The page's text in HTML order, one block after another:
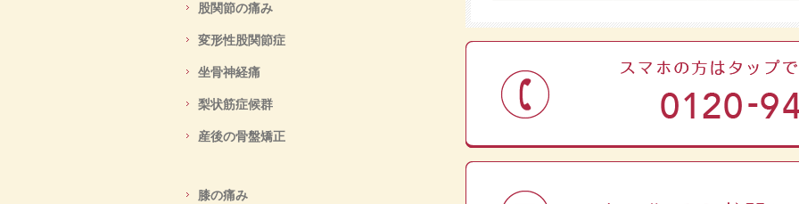
股関節の痛み
変形性股関節症
坐骨神経痛
梨状筋症候群
産後の骨盤矯正
膝の痛み